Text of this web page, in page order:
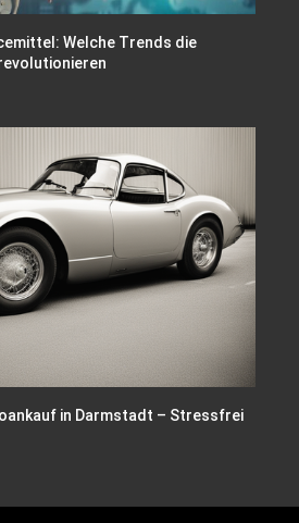
Welche Trends die
in Darmstadt – Stressfrei